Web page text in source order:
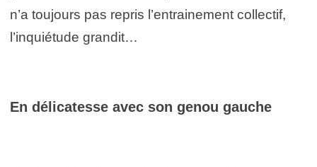
n’a toujours pas repris l’entrainement collectif,
l’inquiétude grandit…
En délicatesse avec son genou gauche